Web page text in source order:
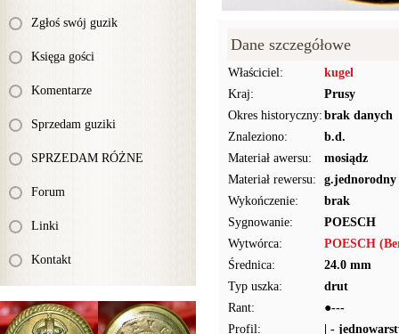
Zgłoś swój guzik
Księga gości
Komentarze
Sprzedam guziki
SPRZEDAM RÓŻNE
Forum
Linki
Kontakt
Dane szczegółowe
Właściciel:
kugel
Kraj:
Prusy
Okres historyczny: brak danych
Znaleziono:
b.d.
Materiał awersu:
mosiądz
Materiał rewersu:
g.jednorodny
Wykończenie:
brak
Sygnowanie:
POESCH
Wytwórca:
POESCH
Średnica:
24.0 mm
Typ uszka:
drut
Rant:
●---
Profil:
| -